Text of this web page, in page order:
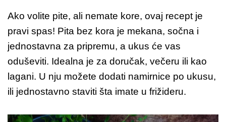
c
e
b
o
o
er
e
st
er at
s
A
p
p
ss
e
n
g
er
ar
e
Ako volite pite, ali nemate kore, ovaj recept je
pravi spas! Pita bez kora je mekana, sočna i
jednostavna za pripremu, a ukus će vas
oduševiti. Idealna je za doručak, večeru ili kao
lagani. U nju možete dodati namirnice po ukusu,
ili jednostavno staviti šta imate u frižideru.